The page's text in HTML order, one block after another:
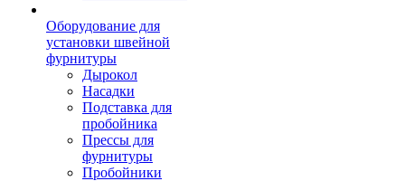
Оборудование для
установки швейной
фурнитуры
Дырокол
Насадки
Подставка для
пробойника
Прессы для
фурнитуры
Пробойники